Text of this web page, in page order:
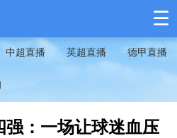
☰
中超直播 英超直播 德甲直播
强：一场让球迷血压